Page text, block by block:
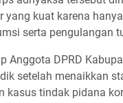
yang kuat karena hanya
serta pengulangan
Anggota DPRD
setelah menaikkan
kasus tindak pidana